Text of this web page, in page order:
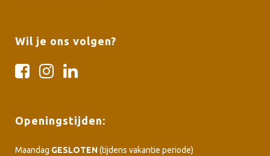
Wil je ons volgen?
Openingstijden:
Maandag GESLOTEN(tijdens vakantie periode)